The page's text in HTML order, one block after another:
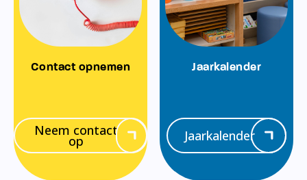
Contact opnemen
Neem contact
op
Jaarkalender
Jaarkalender